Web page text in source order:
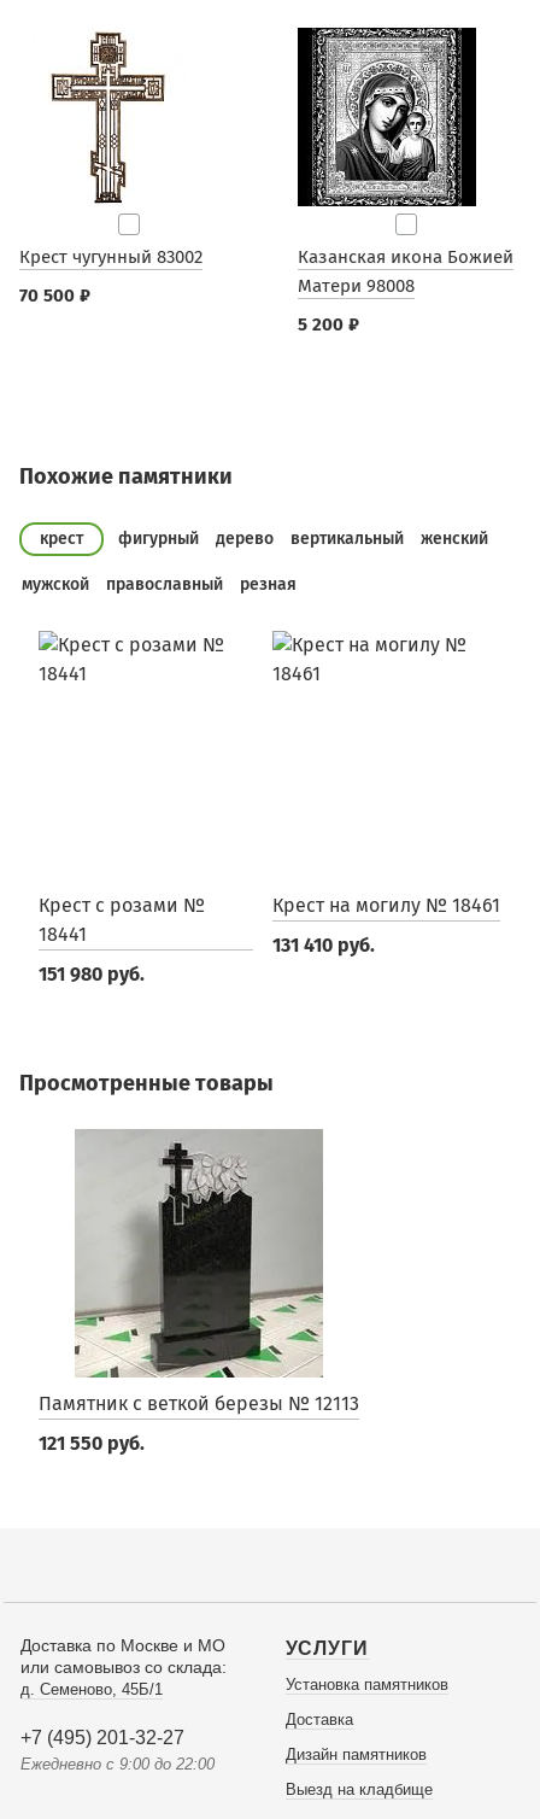
Крест чугунный 83002
70 500 ₽
Казанская икона Божией
Матери 98008
5 200 ₽
Похожие памятники
крест фигурный дерево вертикальный женский
мужской православный резная
Крест с розами №
18441
151 980 руб.
Крест на могилу № 18461
131 410 руб.
Просмотренные товары
Памятник с веткой березы № 12113
121 550 руб.
Доставка по Москве и МО
или самовывоз со склада:
д. Семеново, 45Б/1
+7 (495) 201-32-27
Ежедневно с 9:00 до 22:00
УСЛУГИ
Установка памятников
Доставка
Дизайн памятников
Выезд на кладбище